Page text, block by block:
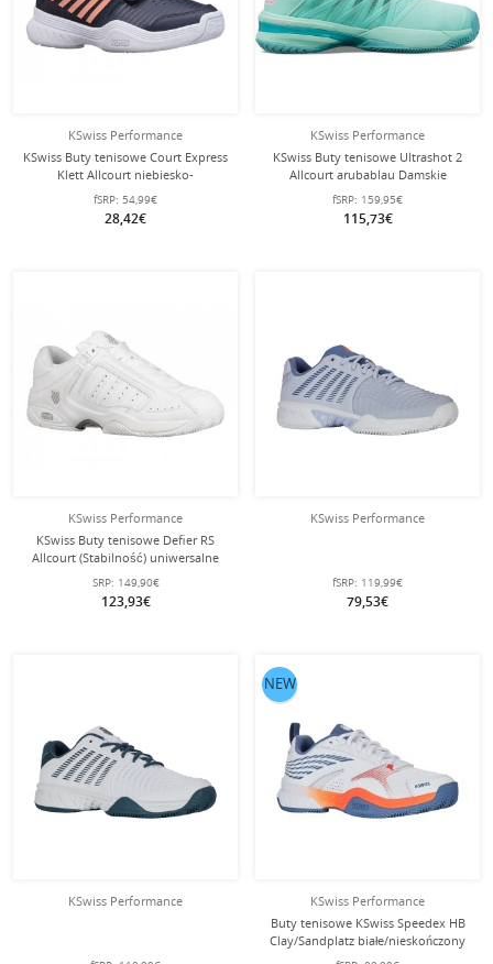
KSwiss Performance
KSwiss Buty tenisowe Court Express
Klett Allcourt niebiesko-
szare/brzoskwiniowe dla małych
dzieci
fSRP: 54,99€
28,42€
KSwiss Performance
KSwiss Buty tenisowe Ultrashot 2
Allcourt arubablau Damskie
fSRP: 159,95€
115,73€
KSwiss Performance
KSwiss Buty tenisowe Defier RS
Allcourt (Stabilność) uniwersalne
białe dla kobiet
SRP: 149,90€
123,93€
KSwiss Performance
fSRP: 119,99€
79,53€
KSwiss Performance
KSwiss Performance
Buty tenisowe KSwiss Speedex HB
Clay/Sandplatz białe/nieskończony
niebieski/pomarańczowe męskie
NEW